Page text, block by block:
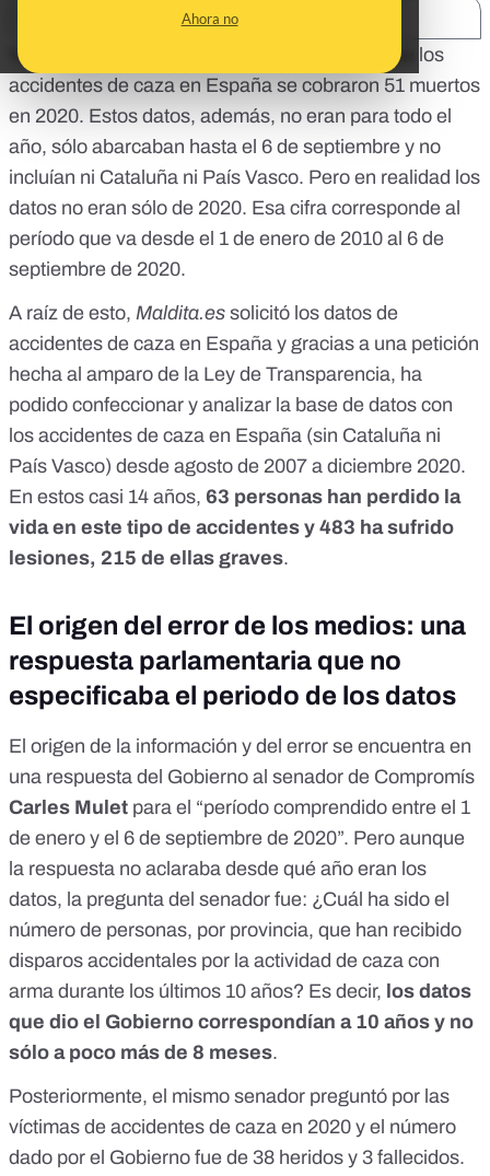
Ahora no
Varios medios de comunicación
publicaron que los
accidentes de caza en España se cobraron 51 muertos
en 2020. Estos datos, además, no eran para todo el
año, sólo abarcaban hasta el 6 de septiembre y no
incluían ni Cataluña ni País Vasco. Pero en realidad los
datos no eran sólo de 2020. Esa cifra corresponde al
período que va desde el 1 de enero de 2010 al 6 de
septiembre de 2020.
A raíz de esto, Maldita.es solicitó los datos de
accidentes de caza en España y gracias a una petición
hecha al amparo de la Ley de Transparencia, ha
podido confeccionar y analizar la base de datos con
los accidentes de caza en España (sin Cataluña ni
País Vasco) desde agosto de 2007 a diciembre 2020.
En estos casi 14 años, 63 personas han perdido la
vida en este tipo de accidentes y 483 ha sufrido
lesiones, 215 de ellas graves.
El origen del error de los medios: una
respuesta parlamentaria que no
especificaba el periodo de los datos
El origen de la información y del error se encuentra en
una respuesta del Gobierno al senador de Compromís
Carles Mulet para el “período comprendido entre el 1
de enero y el 6 de septiembre de 2020”. Pero aunque
la respuesta no aclaraba desde qué año eran los
datos, la pregunta del senador fue: ¿Cuál ha sido el
número de personas, por provincia, que han recibido
disparos accidentales por la actividad de caza con
arma durante los últimos 10 años? Es decir, los datos
que dio el Gobierno correspondían a 10 años y no
sólo a poco más de 8 meses.
Posteriormente, el mismo senador preguntó por las
víctimas de accidentes de caza en 2020 y el número
dado por el Gobierno fue de 38 heridos y 3 fallecidos.